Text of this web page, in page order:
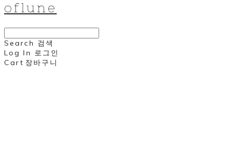
oflune
Search 검색
Log In 로그인
Cart 장바구니